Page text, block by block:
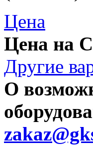
Цена
Цена на
Другие
О